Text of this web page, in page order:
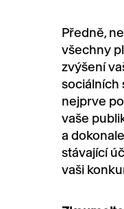
Předně,
všechny
zvýšení
sociálních
nejprve
vaše
a
stávající
vaši